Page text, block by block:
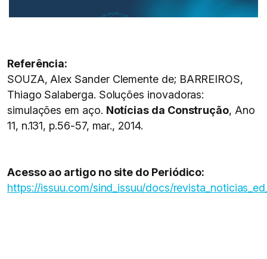
Referência:
SOUZA, Alex Sander Clemente de; BARREIROS,
Thiago Salaberga. Soluções inovadoras:
simulações em aço. Notícias da Construção, Ano
11, n.131, p.56-57, mar., 2014.
Acesso ao artigo no site do Periódico:
https://issuu.com/sind_issuu/docs/